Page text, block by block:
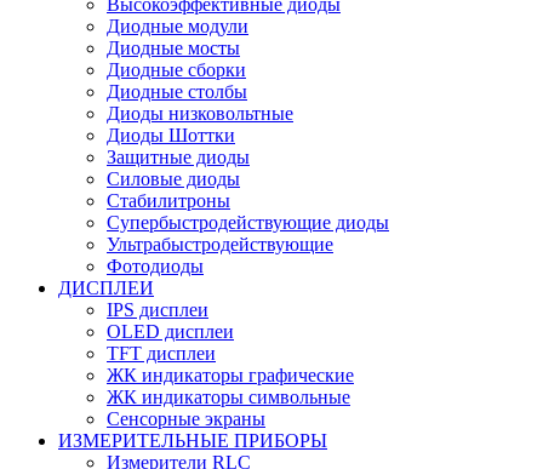
Диодные модули
Диодные мосты
Диодные сборки
Диодные столбы
Диоды низковольтные
Диоды Шоттки
Защитные диоды
Силовые диоды
Стабилитроны
Супербыстродействующие диоды
Ультрабыстродействующие
Фотодиоды
ДИСПЛЕИ
IPS дисплеи
OLED дисплеи
TFT дисплеи
ЖК индикаторы графические
ЖК индикаторы символьные
Сенсорные экраны
ИЗМЕРИТЕЛЬНЫЕ ПРИБОРЫ
Измерители RLC